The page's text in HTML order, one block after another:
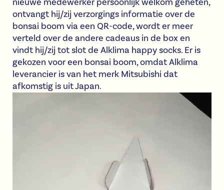
nieuwe medewerker persoonlijk welkom geheten,
ontvangt hij/zij verzorgings informatie over de
bonsai boom via een QR-code, wordt er meer
verteld over de andere cadeaus in de box en
vindt hij/zij tot slot de Alklima happy socks. Er is
gekozen voor een bonsai boom, omdat Alklima
leverancier is van het merk Mitsubishi dat
afkomstig is uit Japan.
Videospeler